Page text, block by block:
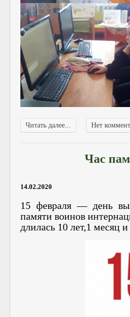
Читать далее... Нет
Час
14.02.2020
15 февраля — день
памяти воинов
длилась 10 лет,1 месяц